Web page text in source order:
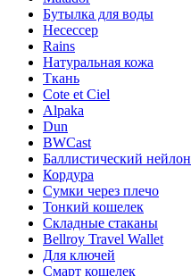
Бутылка для воды
Несессер
Rains
Натуральная кожа
Ткань
Cote et Ciel
Alpaka
Dun
BWCast
Баллистический нейлон
Кордура
Сумки через плечо
Тонкий кошелек
Складные стаканы
Bellroy Travel Wallet
Для ключей
Смарт кошелек